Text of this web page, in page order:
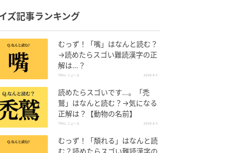
ズ記事ランキング
むっず！「嘴」はなんと読む？
→読めたらスゴい難読漢字の正
解は…？
TRILL ニュース 2026.8.5
読めたらスゴいです…。「禿
鷲」はなんと読む？→気になる
正解は？【動物の名前】
TRILL ニュース 2026.8.5
むっず！「頽れる」はなんと読
む？読めたらスゴい難読漢字の